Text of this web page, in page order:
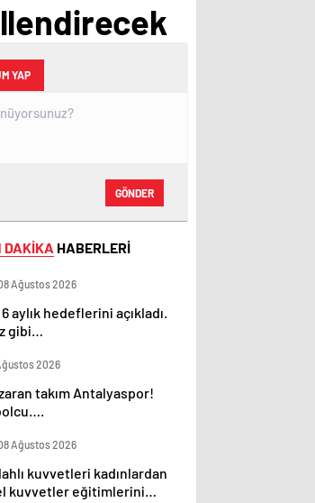
YAP
GÖNDER
DAKİKA HABERLERİ
Ağustos 2026
aylık hedeflerini açıkladı.
gibi…
2026
takım Antalyaspor!
Ağustos 2026
kuvvetleri kadınlardan
kuvvetler eğitimlerini